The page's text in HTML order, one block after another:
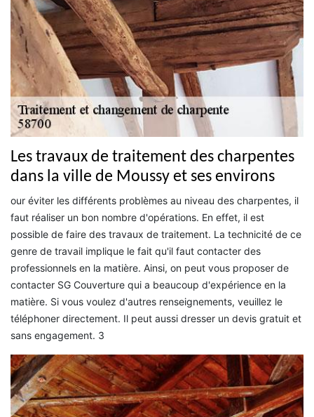
Les travaux de traitement des charpentes
dans la ville de Moussy et ses environs
our éviter les différents problèmes au niveau des charpentes, il
faut réaliser un bon nombre d'opérations. En effet, il est
possible de faire des travaux de traitement. La technicité de ce
genre de travail implique le fait qu'il faut contacter des
professionnels en la matière. Ainsi, on peut vous proposer de
contacter SG Couverture qui a beaucoup d'expérience en la
matière. Si vous voulez d'autres renseignements, veuillez le
téléphoner directement. Il peut aussi dresser un devis gratuit et
sans engagement. 3